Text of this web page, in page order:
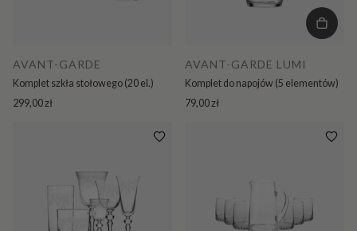
AVANT-GARDE
Komplet szkła stołowego (20 el.)
299,00 zł
AVANT-GARDE LUMI
Komplet do napojów (5 elementów)
79,00 zł